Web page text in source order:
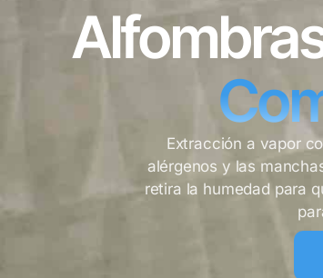
Extracción a vapor
alérgenos y las
retira la humedad para